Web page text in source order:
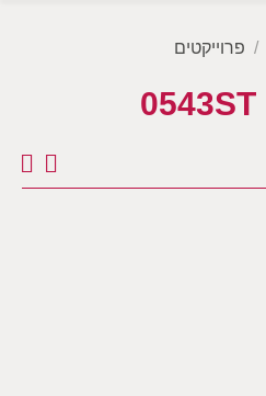
פרוייקטים